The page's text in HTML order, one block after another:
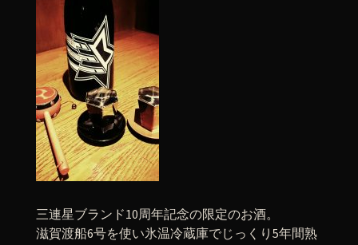
三連星ブランド10周年記念の限定のお酒。
滋賀渡船6号を使い氷温冷蔵庫でじっくり5年間熟